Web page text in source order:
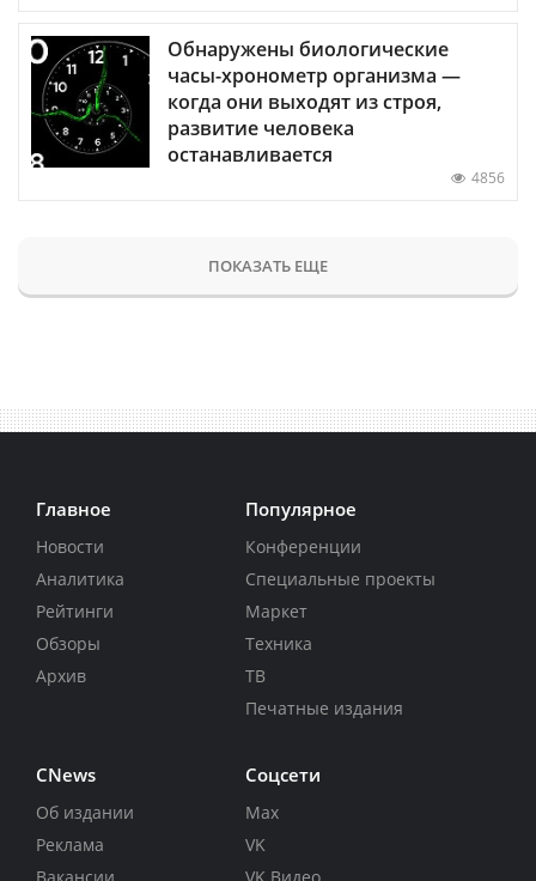
Обнаружены биологические
часы-хронометр организма —
когда они выходят из строя,
развитие человека
останавливается
4856
ПОКАЗАТЬ ЕЩЕ
Главное
Новости
Аналитика
Рейтинги
Обзоры
Архив
Популярное
Конференции
Специальные проекты
Маркет
Техника
ТВ
Печатные издания
CNews
Об издании
Реклама
Соцсети
Max
VK